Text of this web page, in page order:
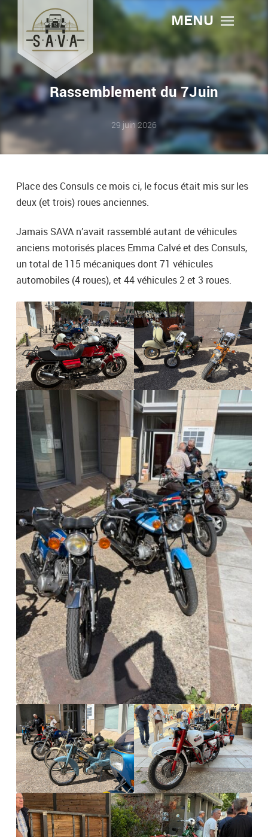
MENU
Rassemblement du 7Juin
29 juin 2026
Place des Consuls ce mois ci, le focus était mis sur les
deux (et trois) roues anciennes.
Jamais SAVA n’avait rassemblé autant de véhicules
anciens motorisés places Emma Calvé et des Consuls,
un total de 115 mécaniques dont 71 véhicules
automobiles (4 roues), et 44 véhicules 2 et 3 roues.